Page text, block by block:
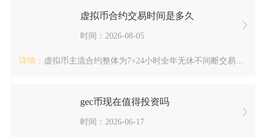
虚拟币合约交易时间是多久
时间：2026-08-05
详情： 虚拟币主流合约整体为7×24小时全年无休不间断交易，细分永续...
gec币现在值得投资吗
时间：2026-06-17